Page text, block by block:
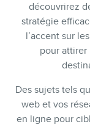
découvrirez
stratégie
l’accent sur
pour attirer
Des sujets tels
web et vos
en ligne pour